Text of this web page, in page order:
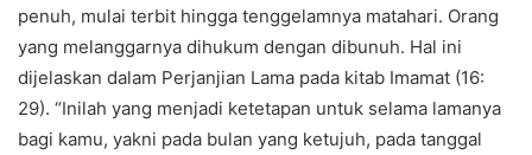
penuh, mulai terbit hingga tenggelamnya matahari. Orang
yang melanggarnya dihukum dengan dibunuh. Hal ini
dijelaskan dalam Perjanjian Lama pada kitab Imamat (16:
29). “Inilah yang menjadi ketetapan untuk selama lamanya
bagi kamu, yakni pada bulan yang ketujuh, pada tanggal